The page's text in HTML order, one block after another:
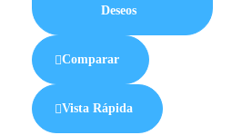
Deseos
Comparar
Vista Rápida